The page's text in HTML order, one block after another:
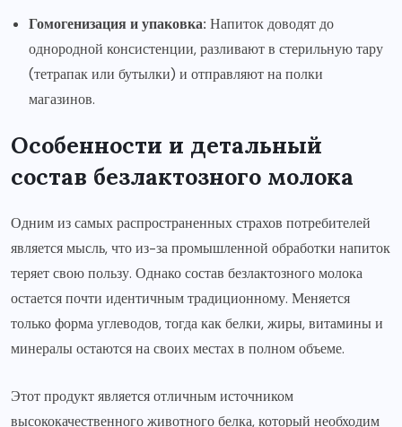
Гомогенизация и упаковка: Напиток доводят до
однородной консистенции, разливают в стерильную тару
(тетрапак или бутылки) и отправляют на полки
магазинов.
Особенности и детальный
состав безлактозного молока
Одним из самых распространенных страхов потребителей
является мысль, что из-за промышленной обработки напиток
теряет свою пользу. Однако состав безлактозного молока
остается почти идентичным традиционному. Меняется
только форма углеводов, тогда как белки, жиры, витамины и
минералы остаются на своих местах в полном объеме.
Этот продукт является отличным источником
высококачественного животного белка, который необходим